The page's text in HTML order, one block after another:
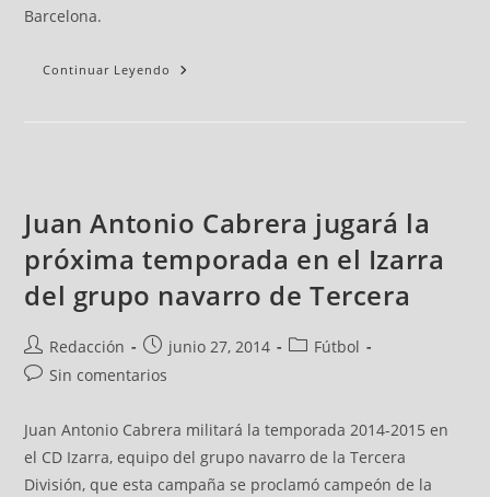
Barcelona.
Continuar Leyendo
Juan Antonio Cabrera jugará la
próxima temporada en el Izarra
del grupo navarro de Tercera
Redacción junio 27, 2014
Fútbol
Sin comentarios
Juan Antonio Cabrera militará la temporada 2014-2015 en
el CD Izarra, equipo del grupo navarro de la Tercera
División, que esta campaña se proclamó campeón de la